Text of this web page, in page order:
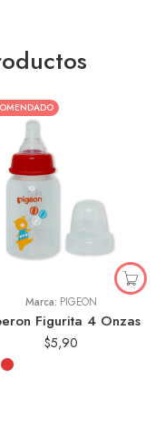
Marca: PIGEON
Figurita 4 Onzas
$5,90